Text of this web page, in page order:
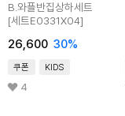
B.와플반집상하세트
[세트E0331X04]
26,600 30%
쿠폰 KIDS
4